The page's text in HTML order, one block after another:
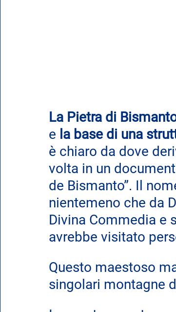
La Pietra di
e la base di una
è chiaro da dove
volta in un
de Bismanto”. Il
nientemeno che da
Divina Commedia e
avrebbe visitato
Questo maestoso
singolari montagne